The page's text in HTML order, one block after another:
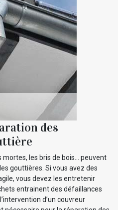
des
mortes, les bris de bois… peuvent
gouttières. Si vous avez des
vous devez les entretenir
entrainent des défaillances
d’un couvreur